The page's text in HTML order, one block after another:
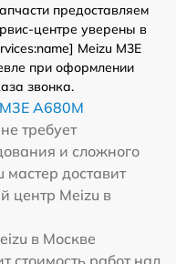
предоставляем
центре уверены в
Meizu M3E
при оформлении
звонка.
A680M
требует
и сложного
доставит
центр Meizu в
в Москве
стоимость работ над